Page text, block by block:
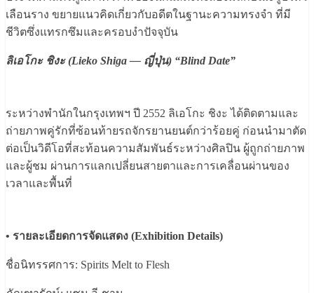
เลือนราง ขยายแนวคิดเกี่ยวกับอดีตในฐานะความทรงจำ ที่มี
ชีวิตซึ่งแทรกซึมและครอบงำปัจจุบัน
ลิเอโกะ ชิงะ (Lieko Shiga — ญี่ปุ่น) “Blind Date”
ระหว่างพำนักในกรุงเทพฯ ปี 2552 ลิเอโกะ ชิงะ ได้ติดตามและ
ถ่ายภาพคู่รักที่ซ้อนท้ายรถจักรยานยนต์กว่าร้อยคู่ ก่อนนำมาตัด
ต่อเป็นวิดีโอที่สะท้อนความสัมพันธ์ระหว่างศิลปิน ผู้ถูกถ่ายภาพ
และผู้ชม ผ่านการแลกเปลี่ยนสายตาและการเคลื่อนผ่านของ
เวลาและพื้นที่
• รายละเอียดการจัดแสดง (Exhibition Details)
ชื่อนิทรรศการ: Spirits Melt to Flesh